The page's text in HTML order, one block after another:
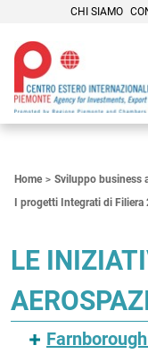
CHI SIAMO
Home Sviluppo business
I progetti Integrati di
LE